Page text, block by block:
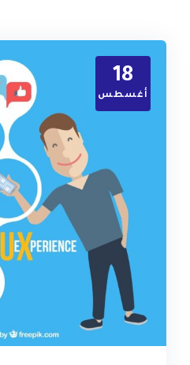
18
أغسطس